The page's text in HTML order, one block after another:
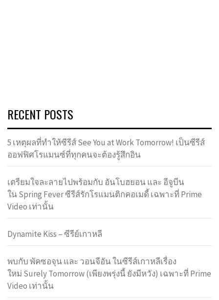
RECENT POSTS
5 เหตุผลที่ทำให้ซีรีส์ See You at Work Tomorrow! เป็นซีรีส์
ออฟฟิศโรแมนซ์ที่ทุกคนจะต้องรู้สึกอิน
เตรียมใจละลายไปพร้อมกับ อันโบฮยอน และ อีจูบีน
ใน Spring Fever ซีรีส์รักโรแมนติกคอเมดี้ เฉพาะที่ Prime
Video เท่านั้น
Dynamite Kiss – ซีรีย์เกาหลี
พบกับ พัคซอจุน และ วอนจีอัน ในซีรีส์เกาหลีเรื่อง
ใหม่ Surely Tomorrow (เพียงพรุ่งนี้ ยังมีหวัง) เฉพาะที่ Prime
Video เท่านั้น